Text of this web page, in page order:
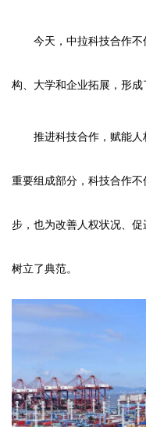
今天，中拉科技合作
构、大学和企业拓展，形成
推进科技合作，赋能
重要组成部分，科技合作
步，也为改善人权状况、
树立了典范。